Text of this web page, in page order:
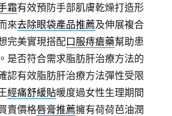
霜有效預防手部肌膚乾燥打造形
來去除眼袋產品推薦及伸展複合
完美實現搭配口服痔瘡藥幫助患
是否符合需求脂肪肝治療方法的
認有效脂肪肝治療方法彈性受限
經痛舒緩貼暖度過女性生理期間
賣價格唇膏推薦擁有荷荷芭油潤